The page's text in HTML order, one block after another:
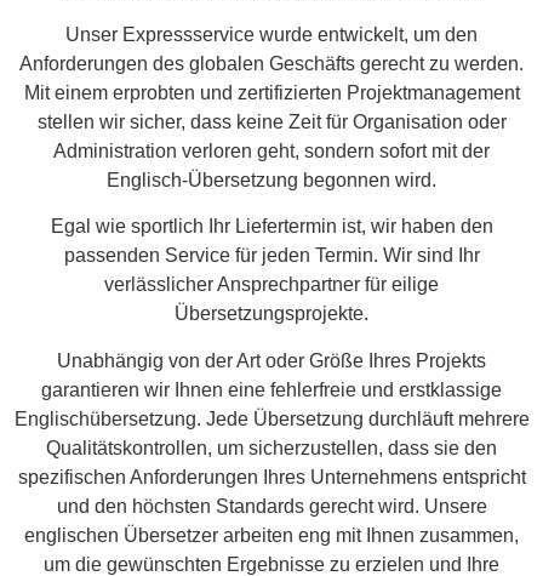
Unser Expressservice wurde entwickelt, um den
Anforderungen des globalen Geschäfts gerecht zu werden.
Mit einem erprobten und zertifizierten Projektmanagement
stellen wir sicher, dass keine Zeit für Organisation oder
Administration verloren geht, sondern sofort mit der
Englisch-Übersetzung begonnen wird.
Egal wie sportlich Ihr Liefertermin ist, wir haben den
passenden Service für jeden Termin. Wir sind Ihr
verlässlicher Ansprechpartner für eilige
Übersetzungsprojekte.
Unabhängig von der Art oder Größe Ihres Projekts
garantieren wir Ihnen eine fehlerfreie und erstklassige
Englischübersetzung. Jede Übersetzung durchläuft mehrere
Qualitätskontrollen, um sicherzustellen, dass sie den
spezifischen Anforderungen Ihres Unternehmens entspricht
und den höchsten Standards gerecht wird. Unsere
englischen Übersetzer arbeiten eng mit Ihnen zusammen,
um die gewünschten Ergebnisse zu erzielen und Ihre